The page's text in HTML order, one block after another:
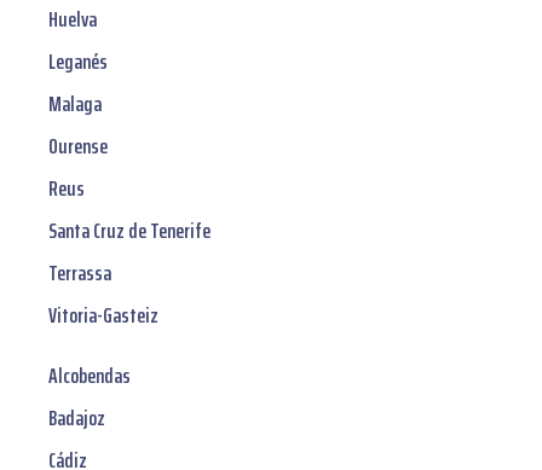
Huelva
Leganés
Malaga
Ourense
Reus
Santa Cruz de Tenerife
Terrassa
Vitoria-Gasteiz
Alcobendas
Badajoz
Cádiz